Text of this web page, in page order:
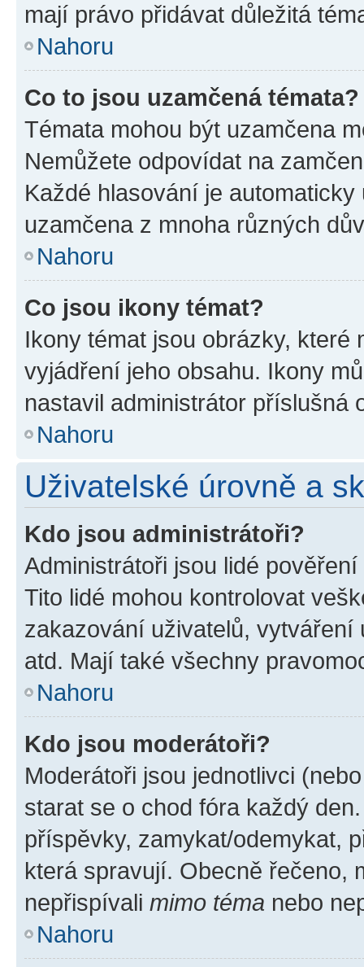
mají právo přidávat důležitá
Nahoru
Co to jsou uzamčená témata?
Témata mohou být uzamčena
Nemůžete odpovídat na
Každé hlasování je
uzamčena z mnoha různých
Nahoru
Co jsou ikony témat?
Ikony témat jsou obrázky,
vyjádření jeho obsahu. Ikony
nastavil administrátor příslušná
Nahoru
Uživatelské úrovně a
Kdo jsou administrátoři?
Administrátoři jsou lidé
Tito lidé mohou kontrolovat
zakazování uživatelů,
atd. Mají také všechny
Nahoru
Kdo jsou moderátoři?
Moderátoři jsou jednotlivci
starat se o chod fóra každý
příspěvky, zamykat/odemykat,
která spravují. Obecně řečeno,
nepřispívali mimo téma nebo
Nahoru